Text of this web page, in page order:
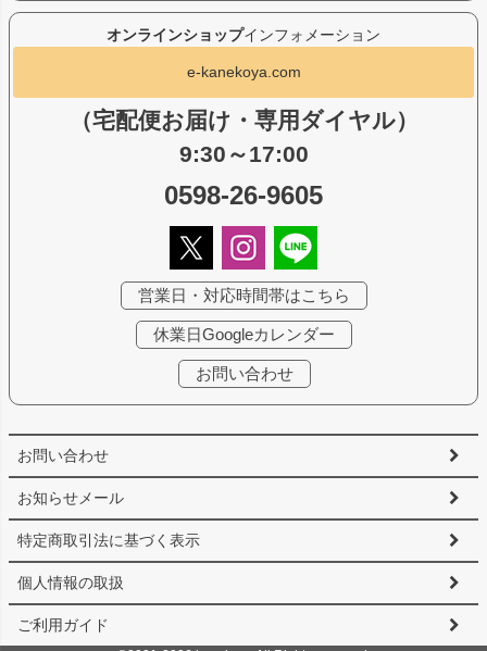
お問い合わせ
お知らせメール
特定商取引法に基づく表示
個人情報の取扱
ご利用ガイド
オンラインショップインフォメーション
e-kanekoya.com
（宅配便お届け・専用ダイヤル）
9:30～17:00
0598-26-9605
営業日・対応時間帯はこちら
休業日Googleカレンダー
お問い合わせ